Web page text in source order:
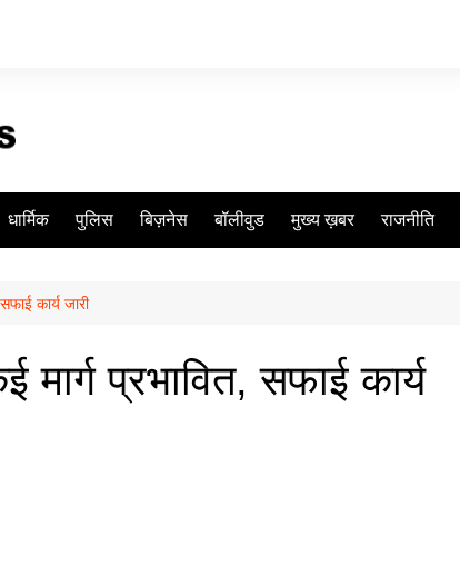
धार्मिक पुलिस बिज़नेस बॉलीवुड मुख्य ख़बर राजनीति
कार्य जारी
मार्ग प्रभावित, सफाई कार्य